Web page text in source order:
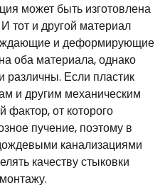
может быть изготовлена
тот и другой материал
и деформирующие
оба материала, однако
различны. Если пластик
и другим механическим
фактор, от которого
пучение, поэтому в
канализациями
качеству стыковки